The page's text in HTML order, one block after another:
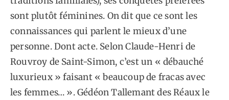
sont plutôt féminines. On dit que ce sont les
connaissances qui parlent le mieux d’une
personne. Dont acte. Selon Claude-Henri de
Rouvroy de Saint-Simon, c’est un « débauché
luxurieux » faisant « beaucoup de fracas avec
les femmes… ». Gédéon Tallemant des Réaux le